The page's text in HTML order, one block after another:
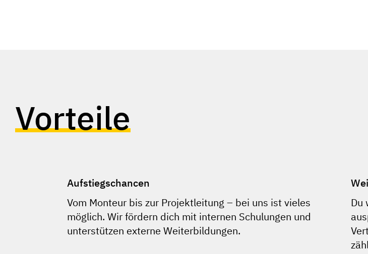
Vorteile
Aufstiegschancen
Vom Monteur bis zur Projektleitung – bei uns ist vieles
möglich. Wir fördern dich mit internen Schulungen und
unterstützen externe Weiterbildungen.
Du